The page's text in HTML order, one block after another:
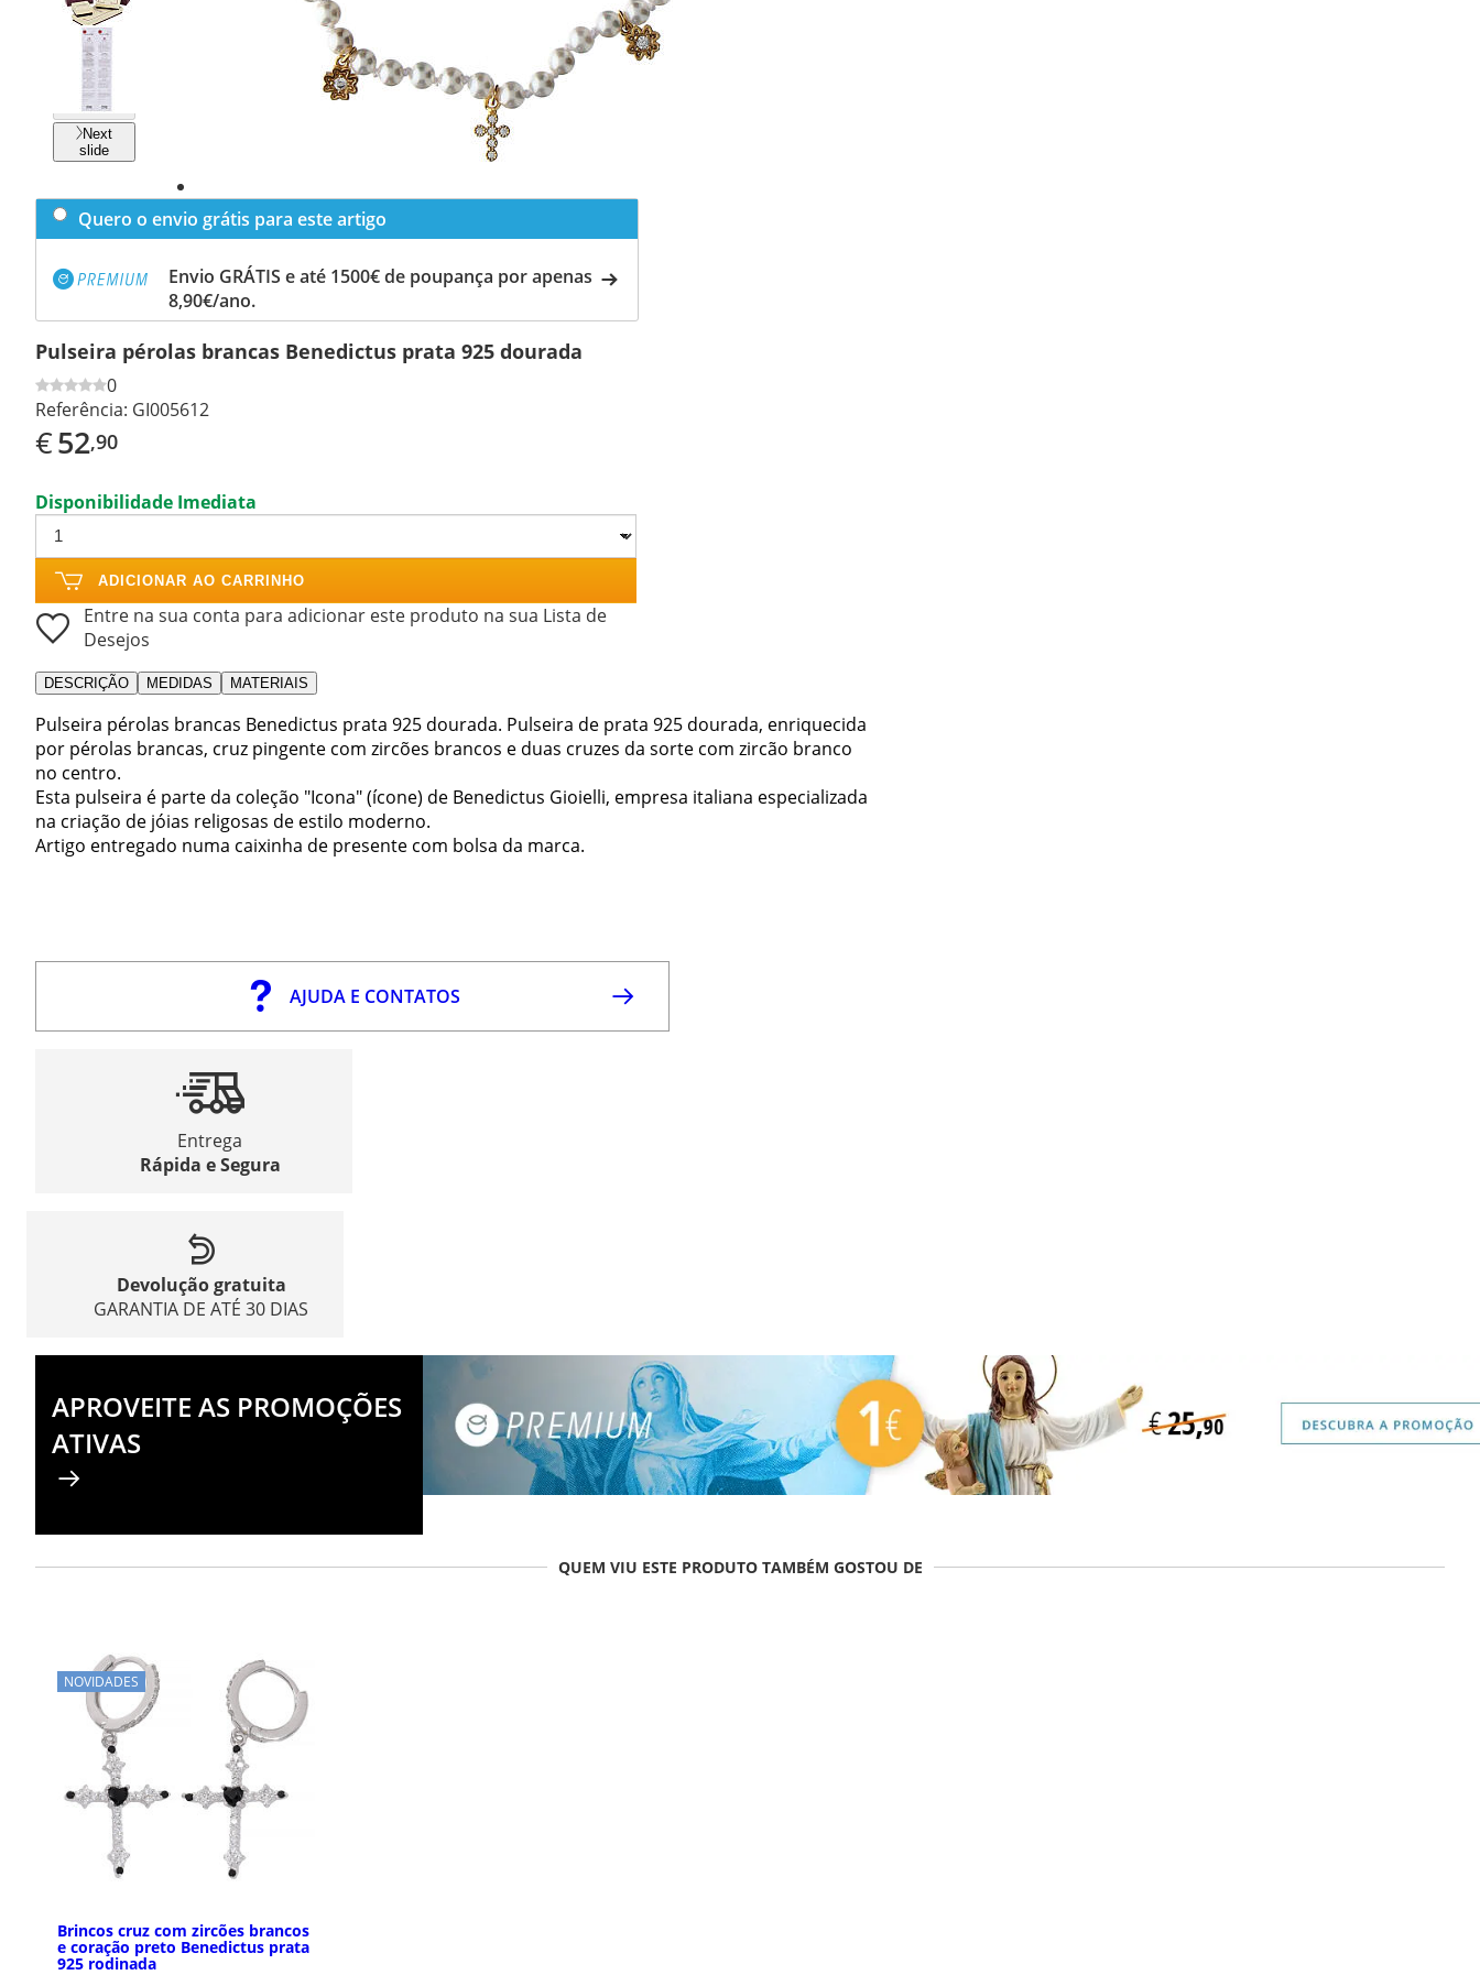
Previous
slide
Next
slide
Quero o envio grátis para este artigo
Envio GRÁTIS e até 1500€ de poupança por apenas
8,90€/ano.
Pulseira pérolas brancas Benedictus prata 925 dourada
0
Referência: GI005612
€52,90
Disponibilidade Imediata
ADICIONAR AO CARRINHO
Entre na sua conta para adicionar este produto na sua Lista de
Desejos
DESCRIÇÃO MEDIDAS MATERIAIS
Pulseira pérolas brancas Benedictus prata 925 dourada. Pulseira de prata 925 dourada, enriquecida
por pérolas brancas, cruz pingente com zircões brancos e duas cruzes da sorte com zircão branco
no centro.
Esta pulseira é parte da coleção "Icona" (ícone) de Benedictus Gioielli, empresa italiana especializada
na criação de jóias religosas de estilo moderno.
Artigo entregado numa caixinha de presente com bolsa da marca.
AJUDA E CONTATOS
Entrega
Rápida e Segura
Devolução gratuita
GARANTIA DE ATÉ 30 DIAS
APROVEITE AS PROMOÇÕES
ATIVAS
QUEM VIU ESTE PRODUTO TAMBÉM GOSTOU DE
NOVIDADES
Brincos cruz com zircões brancos
e coração preto Benedictus prata
925 rodinada